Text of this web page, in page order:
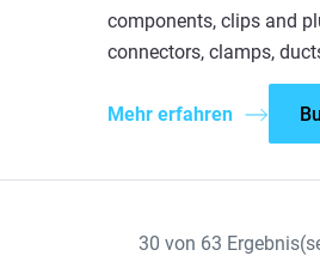
components, clips and
connectors, clamps,
Mehr erfahren
30 von 63